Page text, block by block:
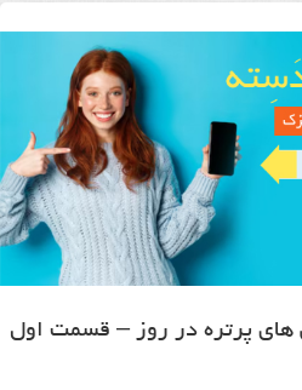
پرتره در روز – قسمت اول